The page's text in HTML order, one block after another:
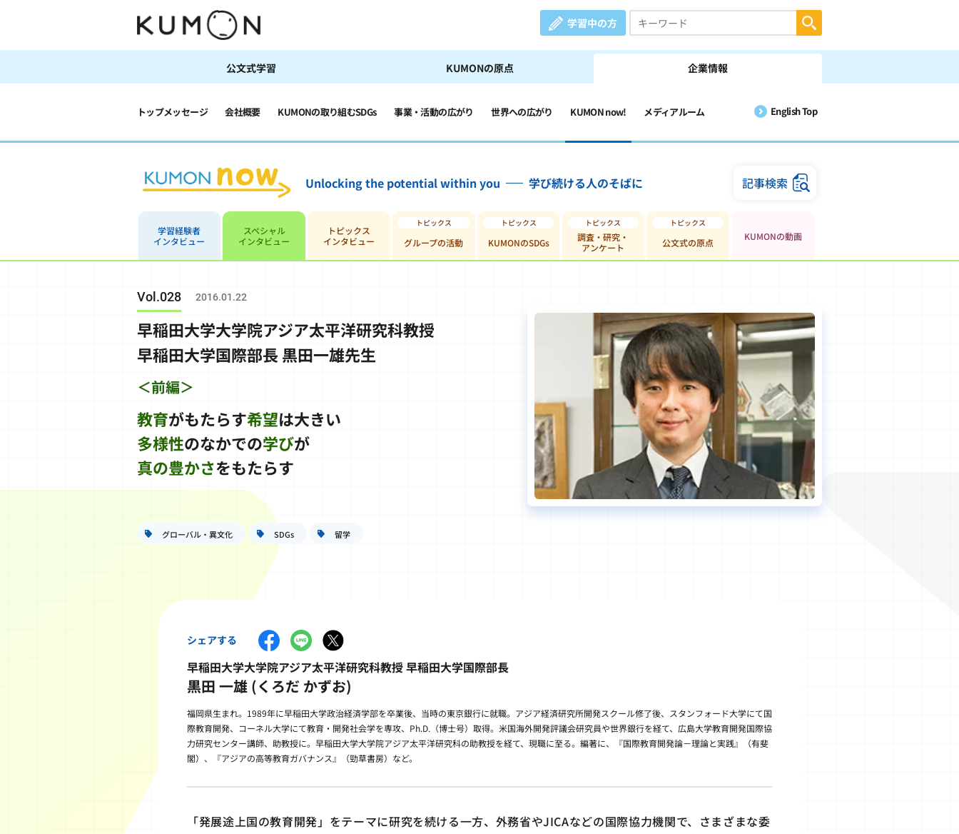
学習中の方
公文式学習 KUMONの原点 企業情報
トップメッセージ 会社概要 KUMONの取り組むSDGs 事業・活動の広がり 世界への広がり KUMON now! メディアルーム English Top
Unlocking the potential within you 学び続ける人のそばに 記事検索
学習経験者
インタビュー
スペシャル
インタビュー
トピックス
インタビュー
グループの活動 KUMONのSDGs
調査・研究・
アンケート
公文式の原点
KUMONの動画
Vol.028 2016.01.22
早稲田大学大学院アジア太平洋研究科教授
早稲田大学国際部長 黒田一雄先生
＜前編＞
教育がもたらす希望は大きい
多様性のなかでの学びが
真の豊かさをもたらす
グローバル・異文化 SDGs 留学
シェアする
早稲田大学大学院アジア太平洋研究科教授 早稲田大学国際部長
黒田 一雄 (くろだ かずお)
福岡県生まれ。1989年に早稲田大学政治経済学部を卒業後、当時の東京銀行に就職。アジア経済研究所開発スクール修了後、スタンフォード大学にて国
際教育開発、コーネル大学にて教育・開発社会学を専攻、Ph.D.（博士号）取得。米国海外開発評議会研究員や世界銀行を経て、広島大学教育開発国際協
力研究センター講師、助教授に。早稲田大学大学院アジア太平洋研究科の助教授を経て、現職に至る。編著に、『国際教育開発論－理論と実践』（有斐
閣）、『アジアの高等教育ガバナンス』（勁草書房）など。
「発展途上国の教育開発」をテーマに研究を続ける一方、外務省やJICAなどの国際協力機関で、さまざまな委